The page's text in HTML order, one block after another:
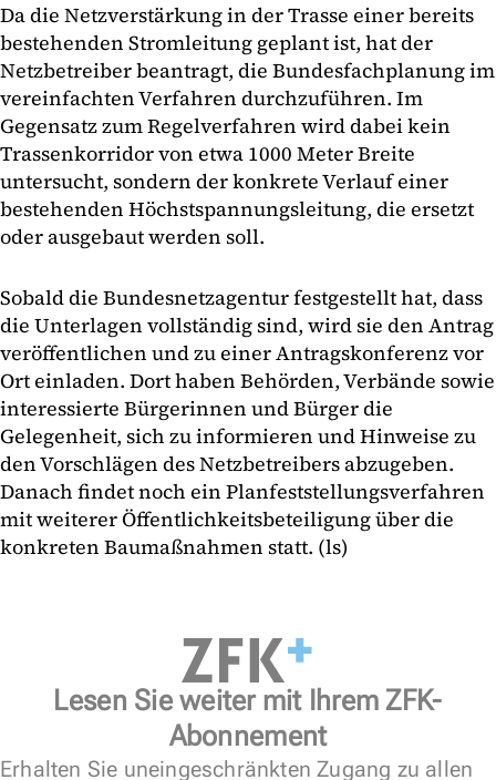
Da die Netzverstärkung in der Trasse einer bereits
bestehenden Stromleitung geplant ist, hat der
Netzbetreiber beantragt, die Bundesfachplanung im
vereinfachten Verfahren durchzuführen. Im
Gegensatz zum Regelverfahren wird dabei kein
Trassenkorridor von etwa 1000 Meter Breite
untersucht, sondern der konkrete Verlauf einer
bestehenden Höchstspannungsleitung, die ersetzt
oder ausgebaut werden soll.
Sobald die Bundesnetzagentur festgestellt hat, dass
die Unterlagen vollständig sind, wird sie den Antrag
veröffentlichen und zu einer Antragskonferenz vor
Ort einladen. Dort haben Behörden, Verbände sowie
interessierte Bürgerinnen und Bürger die
Gelegenheit, sich zu informieren und Hinweise zu
den Vorschlägen des Netzbetreibers abzugeben.
Danach findet noch ein Planfeststellungsverfahren
mit weiterer Öffentlichkeitsbeteiligung über die
konkreten Baumaßnahmen statt. (ls)
Lesen Sie weiter mit Ihrem ZFK-
Abonnement
Erhalten Sie uneingeschränkten Zugang zu allen